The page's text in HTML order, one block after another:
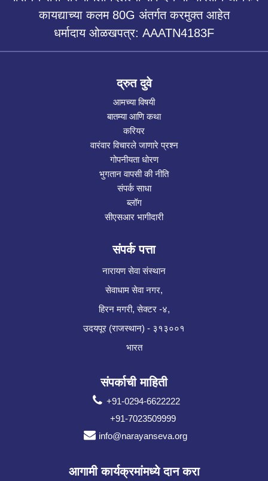
कायद्याच्या कलम 80G अंतर्गत करमुक्त आहेत
धर्मादाय ओळखपत्र: AAATN4183F
द्रुत दुवे
आमच्या विषयी
बातम्या आणि कथा
करियर
वारंवार विचारले जाणारे प्रश्न
गोपनीयता धोरण
भुगतान वापसी की नीति
संपर्क साधा
ब्लॉग
सीएसआर भागीदारी
संपर्क पत्ता
नारायण सेवा संस्थान
सेवाधाम सेवा नगर,
हिरन मगरी, सेक्टर -४,
उदयपूर (राजस्थान) - ३१३००१
भारत
संपर्काची माहिती
+91-0294-6622222
+91-7023509999
info@narayanseva.org
आगामी कार्यक्रमांमध्ये दान करा